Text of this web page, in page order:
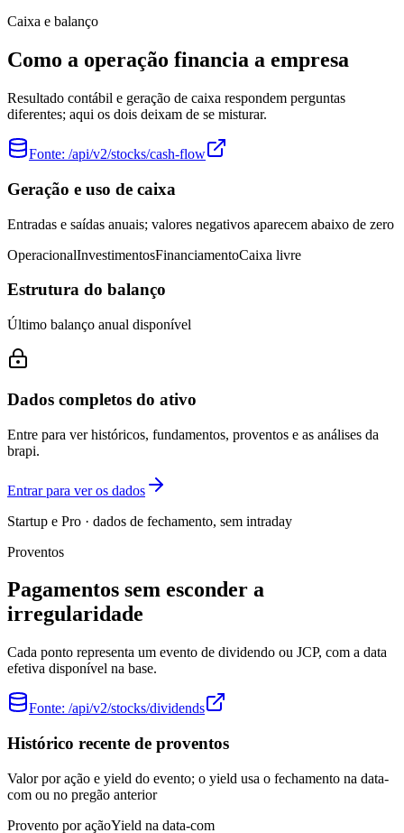
Caixa e balanço
Como a operação financia a empresa
Resultado contábil e geração de caixa respondem perguntas
diferentes; aqui os dois deixam de se misturar.
Fonte: /api/v2/stocks/cash-flow
Geração e uso de caixa
Entradas e saídas anuais; valores negativos aparecem abaixo de zero
OperacionalInvestimentosFinanciamentoCaixa livre
Estrutura do balanço
Último balanço anual disponível
Dados completos do ativo
Entre para ver históricos, fundamentos, proventos e as análises da
brapi.
Entrar para ver os dados
Startup e Pro · dados de fechamento, sem intraday
Proventos
Pagamentos sem esconder a
irregularidade
Cada ponto representa um evento de dividendo ou JCP, com a data
efetiva disponível na base.
Fonte: /api/v2/stocks/dividends
Histórico recente de proventos
Valor por ação e yield do evento; o yield usa o fechamento na data-
com ou no pregão anterior
Provento por açãoYield na data-com